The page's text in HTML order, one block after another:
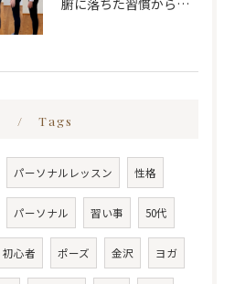
腑に落ちた習慣から変わる
Tags
パーソナルレッスン 性格
パーソナル 習い事 50代
初心者 ポーズ 金沢 ヨガ